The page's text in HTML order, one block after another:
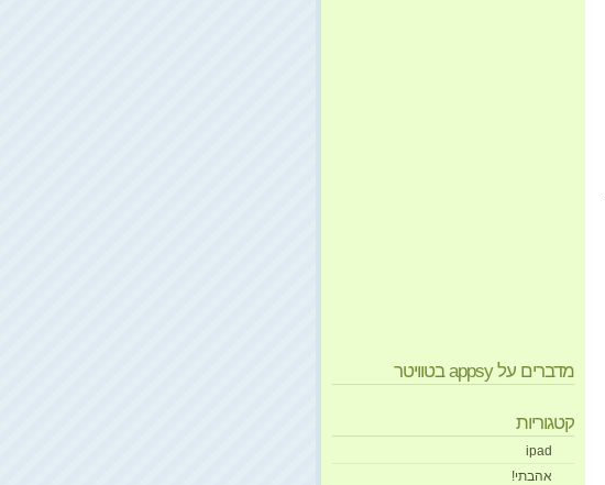
מדברים על appsy בטוויטר
קטגוריות
ipad
אהבתי!